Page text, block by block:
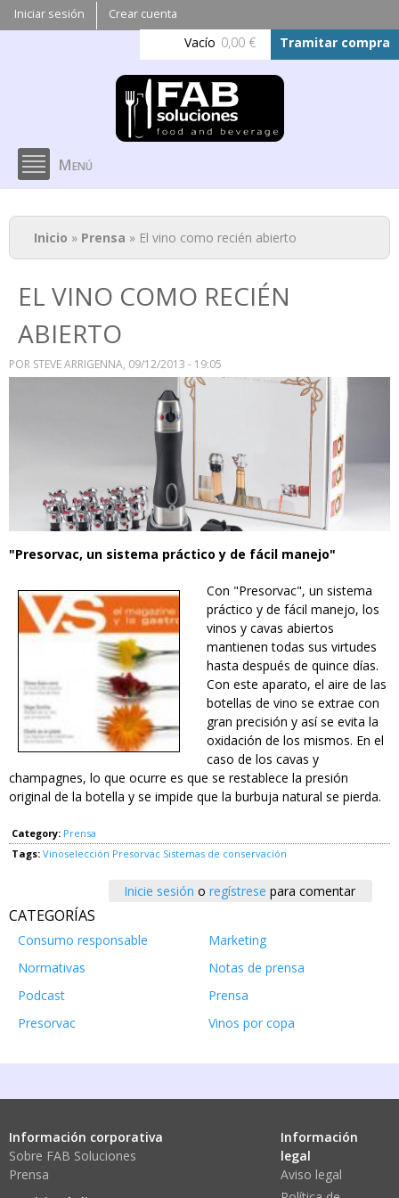
Pasar al
contenido
principal
Iniciar sesión Crear cuenta
Vacío 0,00 € Tramitar compra
Menú
Se encuentra usted aquí
Inicio » Prensa » El vino como recién abierto
EL VINO COMO RECIÉN
ABIERTO
POR STEVE ARRIGENNA, 09/12/2013 - 19:05
"Presorvac, un sistema práctico y de fácil manejo"
recorte.jpg
Con "Presorvac", un sistema
práctico y de fácil manejo, los
vinos y cavas abiertos
mantienen todas sus virtudes
hasta después de quince días.
Con este aparato, el aire de las
botellas de vino se extrae con
gran precisión y así se evita la
oxidación de los mismos. En el
caso de los cavas y
champagnes, lo que ocurre es que se restablece la presión
original de la botella y se impide que la burbuja natural se pierda.
Category: Prensa
Tags: Vinoselección Presorvac Sistemas de conservación
Inicie sesión o regístrese para comentar
CATEGORÍAS
Consumo responsable
Marketing
Normativas
Notas de prensa
Podcast
Prensa
Presorvac
Vinos por copa
Información corporativa
Sobre FAB Soluciones
Prensa
Información
legal
Aviso legal